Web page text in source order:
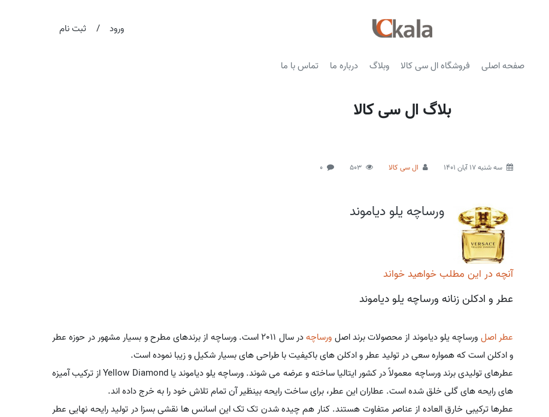
ورود / ثبت نام
صفحه اصلی فروشگاه ال سی کالا وبلاگ درباره ما تماس با ما
بلاگ ال سی کالا
سه شنبه 17 آبان 1401 ال سی کالا 503
0
ورساچه یلو دیاموند
آنچه در این مطلب خواهید خواند
عطر و ادکلن زنانه ورساچه یلو دیاموند
عطر اصل ورساچه یلو دیاموند از محصولات برند اصل ورساچه
در سال 2011 است. ورساچه از برندهای مطرح و بسیار مشهور در حوزه عطر
و ادکلن است که همواره سعی در تولید عطر و ادکلن های باکیفیت با طراحی های بسیار شکیل و زیبا نموده است.
عطرهای تولیدی برند ورساچه معمولاً در کشور ایتالیا ساخته و عرضه می شوند. ورساچه یلو دیاموند یا Yellow Diamond از ترکیب آمیزه
های رایحه های گلی خلق شده است. عطاران این عطر، برای ساخت رایحه بینظیر آن تمام تلاش خود را به خرج داده اند.
عطرها ترکیبی خارق العاده از عناصر متفاوت هستند. کنار هم چیده شدن تک تک این اسانس ها نقشی بسزا در تولید رایحه نهایی عطر